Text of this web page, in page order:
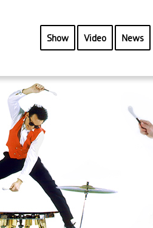
Show Video News